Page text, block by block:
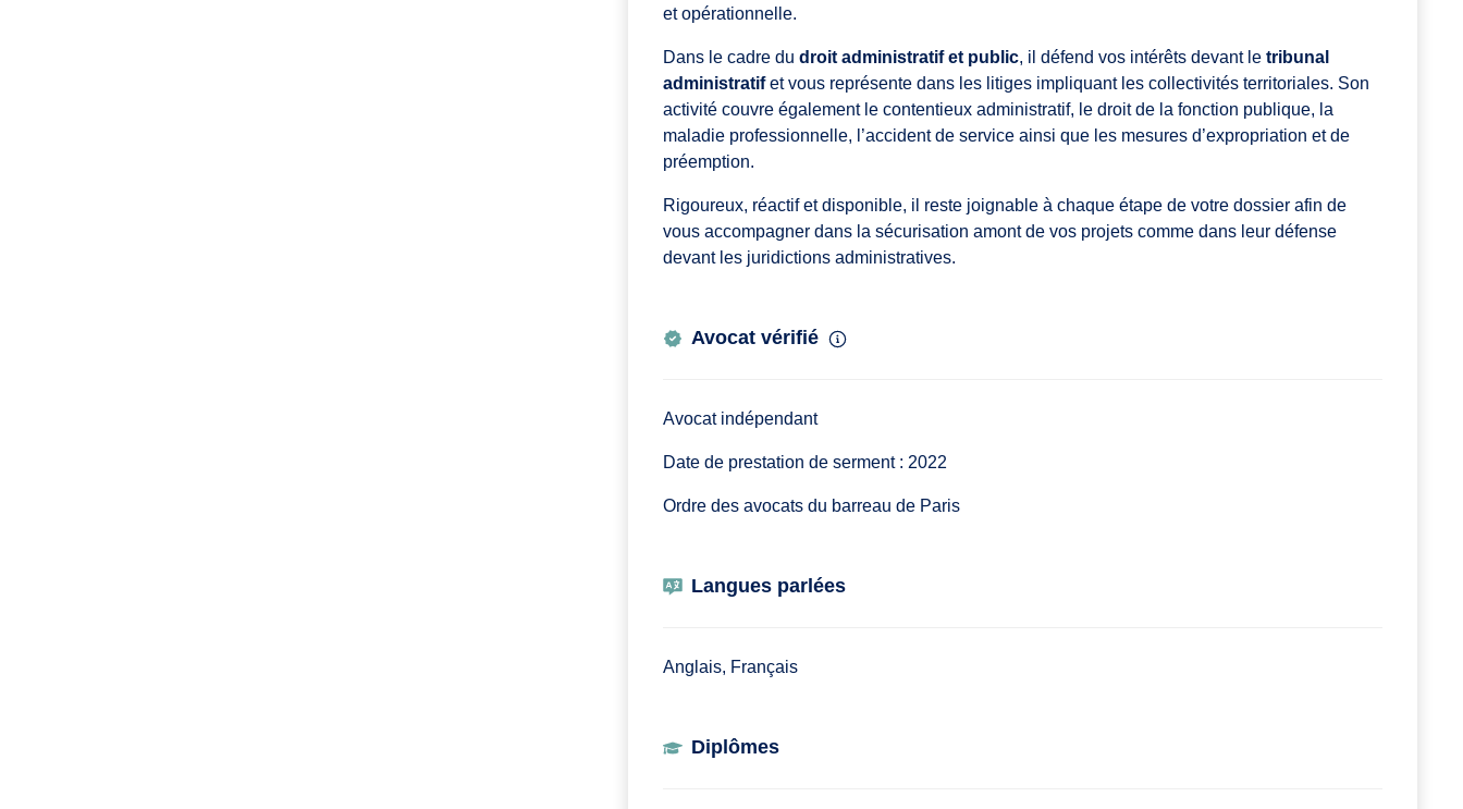
et opérationnelle.
Dans le cadre du droit administratif et public, il défend vos intérêts devant le tribunal
administratifet vous représente dans les litiges impliquant les collectivités territoriales. Son
activité couvre également le contentieux administratif, le droit de la fonction publique, la
maladie professionnelle, l’accident de service ainsi que les mesures d’expropriation et de
préemption.
Rigoureux, réactif et disponible, il reste joignable à chaque étape de votre dossier afin de
vous accompagner dans la sécurisation amont de vos projets comme dans leur défense
devant les juridictions administratives.
Avocat vérifié
Avocat indépendant
Date de prestation de serment : 2022
Ordre des avocats du barreau de Paris
Langues parlées
Anglais, Français
Diplômes